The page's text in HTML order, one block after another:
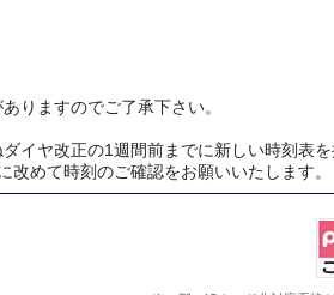
りますのでご了承下さい。
イヤ改正の1週間前までに新しい時刻表
めて時刻のご確認をお願いいたします。